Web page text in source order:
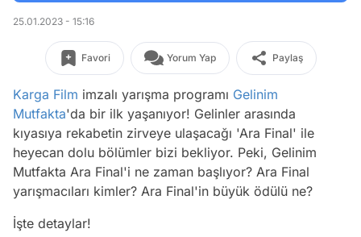
25.01.2023 - 15:16
Favori Yorum Yap Paylaş
Karga Film imzalı yarışma programı Gelinim
Mutfakta'da bir ilk yaşanıyor! Gelinler arasında
kıyasıya rekabetin zirveye ulaşacağı 'Ara Final' ile
heyecan dolu bölümler bizi bekliyor. Peki, Gelinim
Mutfakta Ara Final'i ne zaman başlıyor? Ara Final
yarışmacıları kimler? Ara Final'in büyük ödülü ne?
İşte detaylar!